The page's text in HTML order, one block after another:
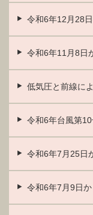
令和6年12月28
令和6年11月8日
低気圧と前線に
令和6年台風第
令和6年7月25日
令和6年7月9日